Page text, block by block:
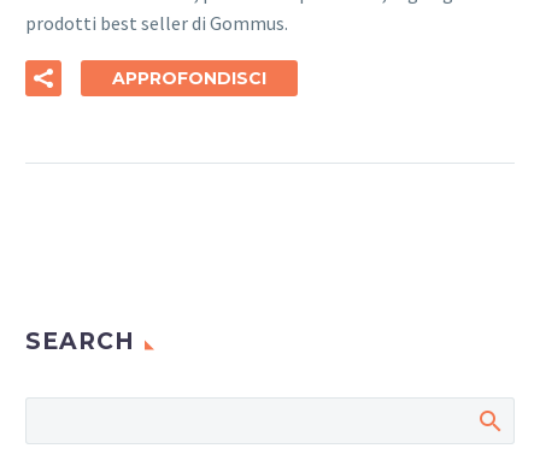
prodotti best seller di Gommus.
APPROFONDISCI
SEARCH